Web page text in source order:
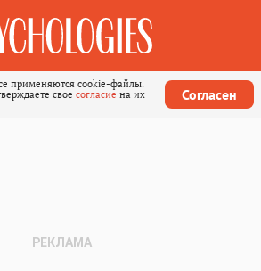
применяются cookie-файлы.
свое согласие на их
Согласен